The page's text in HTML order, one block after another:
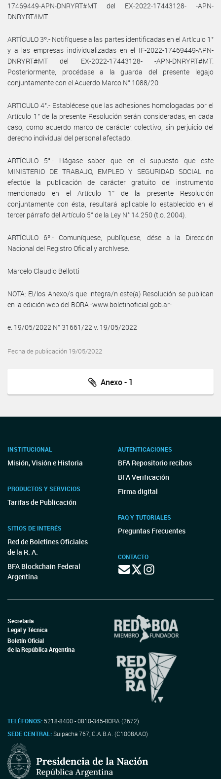
17469449-APN-DNRYRT#MT del EX-2022-17443128- -APN-
DNRYRT#MT.
ARTÍCULO 3º.- Notifíquese a las partes identificadas en el Artículo 1°
y a las empresas individualizadas en el IF-2022-17469449-APN-
DNRYRT#MT del EX-2022-17443128- -APN-DNRYRT#MT.
Posteriormente, procédase a la guarda del presente legajo
conjuntamente con el Acuerdo Marco N° 1088/20.
ARTICULO 4°.- Establécese que las adhesiones homologadas por el
Artículo 1° de la presente Resolución serán consideradas, en cada
caso, como acuerdo marco de carácter colectivo, sin perjuicio del
derecho individual del personal afectado.
ARTÍCULO 5°.- Hágase saber que en el supuesto que este
MINISTERIO DE TRABAJO, EMPLEO Y SEGURIDAD SOCIAL no
efectúe la publicación de carácter gratuito del instrumento
mencionado en el Artículo 1° de la presente Resolución
conjuntamente con ésta, resultará aplicable lo establecido en el
tercer párrafo del Artículo 5° de la Ley N° 14.250 (t.o. 2004).
ARTÍCULO 6º.- Comuníquese, publíquese, dése a la Dirección
Nacional del Registro Oficial y archívese.
Marcelo Claudio Bellotti
NOTA: El/los Anexo/s que integra/n este(a) Resolución se publican
en la edición web del BORA -www.boletinoficial.gob.ar-
e. 19/05/2022 N° 31661/22 v. 19/05/2022
Fecha de publicación 19/05/2022
Anexo - 1
INSTITUCIONAL
Misión, Visión e Historia
PRODUCTOS Y SERVICIOS
Tarifas de Publicación
SITIOS DE INTERÉS
Red de Boletines Oficiales
de la R. A.
BFA Blockchain Federal
Argentina
AUTENTICACIONES
BFA Repositorio recibos
BFA Verificación
Firma digital
FAQ Y TUTORIALES
Preguntas Frecuentes
CONTACTO
Secretaría
Legal y Técnica
Boletín Oficial
de la República Argentina
TELÉFONOS: 5218-8400 - 0810-345-BORA (2672)
SEDE CENTRAL:Suipacha 767, C.A.B.A. (C1008AAO)